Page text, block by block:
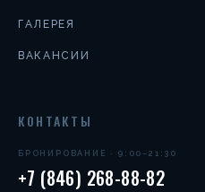
ГАЛЕРЕЯ
ВАКАНСИИ
КОНТАКТЫ
БРОНИРОВАНИЕ · 9:00–21:30
+7 (846) 268-88-82